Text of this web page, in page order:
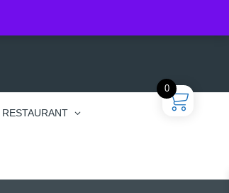
RESTAURANT
0